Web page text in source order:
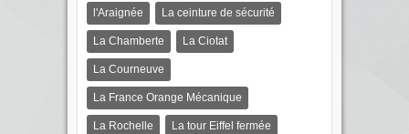
l'Araignée La ceinture de sécurité
La Chamberte La Ciotat
La Courneuve
La France Orange Mécanique
La Rochelle La tour Eiffel fermée